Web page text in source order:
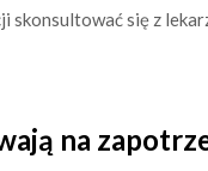
skonsultować się z
na